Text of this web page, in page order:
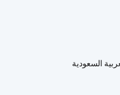
السعودية